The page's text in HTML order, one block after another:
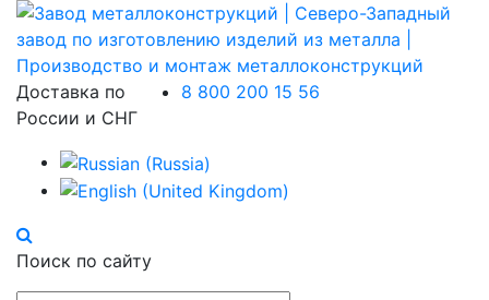
Доставка по
России и СНГ
8 800 200 15 56
Поиск по сайту